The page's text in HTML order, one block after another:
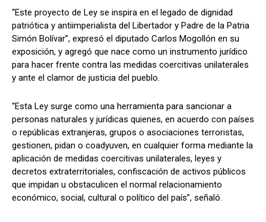
“Este proyecto de Ley se inspira en el legado de dignidad
patriótica y antiimperialista del Libertador y Padre de la Patria
Simón Bolívar”, expresó el diputado Carlos Mogollón en su
exposición, y agregó que nace como un instrumento jurídico
para hacer frente contra las medidas coercitivas unilaterales
y ante el clamor de justicia del pueblo.
“Esta Ley surge como una herramienta para sancionar a
personas naturales y jurídicas quienes, en acuerdo con países
o repúblicas extranjeras, grupos o asociaciones terroristas,
gestionen, pidan o coadyuven, en cualquier forma mediante la
aplicación de medidas coercitivas unilaterales, leyes y
decretos extraterritoriales, confiscación de activos públicos
que impidan u obstaculicen el normal relacionamiento
económico, social, cultural o político del país”, señaló.